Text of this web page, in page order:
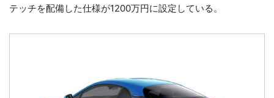
テッチを配備した仕様が1200万円に設定している。